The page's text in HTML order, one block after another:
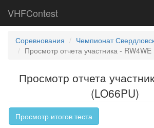
VHFContest
Соревнования
Чемпионат
Просмотр отчета участника -
Просмотр отчета
(LO66PU)
Просмотр итогов теста